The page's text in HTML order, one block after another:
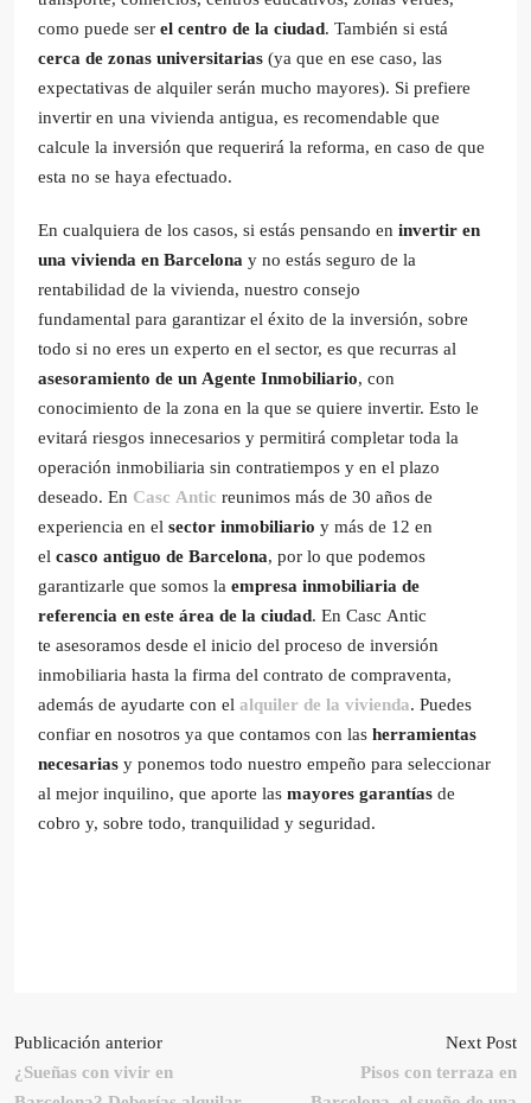
como puede ser el centro de la ciudad. También si está
cerca de zonas universitarias (ya que en ese caso, las
expectativas de alquiler serán mucho mayores). Si prefiere
invertir en una vivienda antigua, es recomendable que
calcule la inversión que requerirá la reforma, en caso de que
esta no se haya efectuado.
En cualquiera de los casos, si estás pensando en invertir en
una vivienda en Barcelona y no estás seguro de la
rentabilidad de la vivienda, nuestro consejo
fundamental para garantizar el éxito de la inversión, sobre
todo si no eres un experto en el sector, es que recurras al
asesoramiento de un Agente Inmobiliario, con
conocimiento de la zona en la que se quiere invertir. Esto le
evitará riesgos innecesarios y permitirá completar toda la
operación inmobiliaria sin contratiempos y en el plazo
deseado. En Casc Antic reunimos más de 30 años de
experiencia en el sector inmobiliario y más de 12 en
el casco antiguo de Barcelona, por lo que podemos
garantizarle que somos la empresa inmobiliaria de
referencia en este área de la ciudad. En Casc Antic
te asesoramos desde el inicio del proceso de inversión
inmobiliaria hasta la firma del contrato de compraventa,
además de ayudarte con el alquiler de la vivienda. Puedes
confiar en nosotros ya que contamos con las herramientas
necesarias y ponemos todo nuestro empeño para seleccionar
al mejor inquilino, que aporte las mayores garantías de
cobro y, sobre todo, tranquilidad y seguridad.
Publicación anterior
¿Sueñas con vivir en
Next Post
Pisos con terraza en